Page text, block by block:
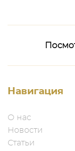
Навигация
О нас
Новости
Статьи